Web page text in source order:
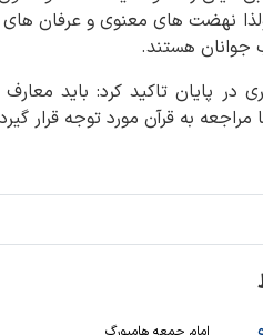
جوانان هستند.
در پایان تاکید کرد: باید
به قرآن مورد توجه قرار